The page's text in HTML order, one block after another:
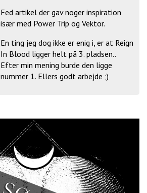
Fed artikel der gav noger inspiration
især med Power Trip og Vektor.
En ting jeg dog ikke er enig i, er at Reign
In Blood ligger helt på 3. pladsen..
Efter min mening burde den ligge
nummer 1. Ellers godt arbejde ;)